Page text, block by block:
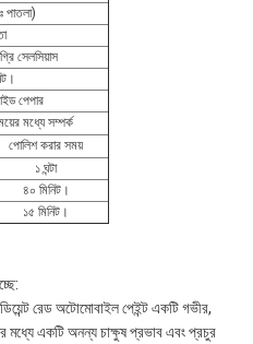
পাতলা)
সেলসিয়াস
পেপার
মধ্যে সম্পর্ক
পোলিশ করার সময়
১ ঘন্টা
৪০ মিনিট।
১৫ মিনিট।
রেড অটোমোবাইল পেইন্ট একটি গভীর,
মধ্যে একটি অনন্য চাক্ষুষ প্রভাব এবং প্রচুর